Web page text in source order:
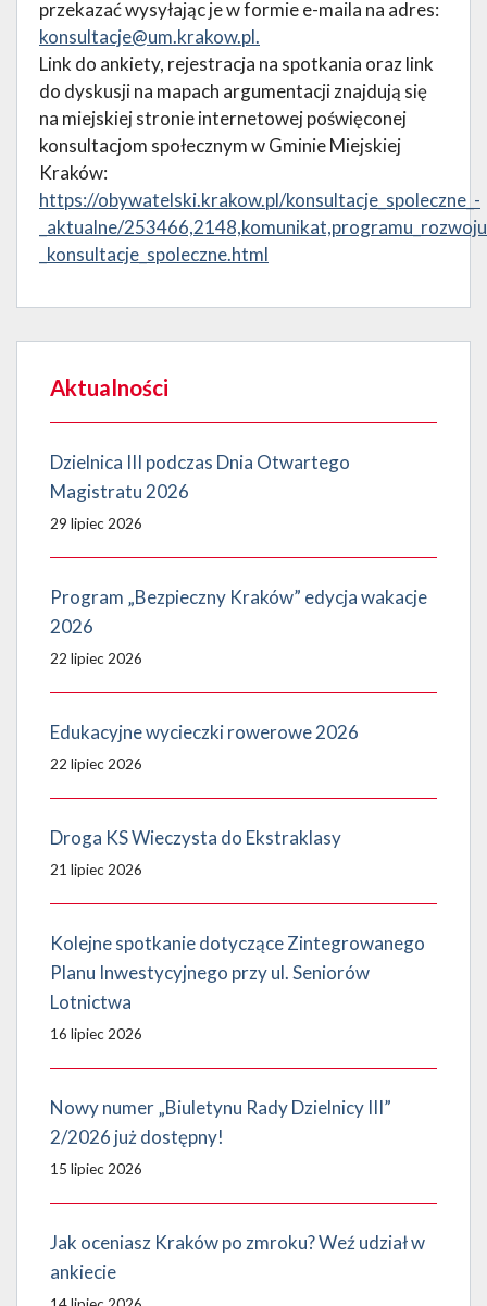
przekazać wysyłając je w formie e-maila na adres:
konsultacje@um.krakow.pl.
Link do ankiety, rejestracja na spotkania oraz link
do dyskusji na mapach argumentacji znajdują się
na miejskiej stronie internetowej poświęconej
konsultacjom społecznym w Gminie Miejskiej
Kraków:
https://obywatelski.krakow.pl/konsultacje_spoleczne_-
_aktualne/
_konsultacje_spoleczne.html
Aktualności
Dzielnica III podczas Dnia Otwartego
Magistratu 2026
29 lipiec 2026
Program „Bezpieczny Kraków” edycja wakacje
2026
22 lipiec 2026
Edukacyjne wycieczki rowerowe 2026
22 lipiec 2026
Droga KS Wieczysta do Ekstraklasy
21 lipiec 2026
Kolejne spotkanie dotyczące Zintegrowanego
Planu Inwestycyjnego przy ul. Seniorów
Lotnictwa
16 lipiec 2026
Nowy numer „Biuletynu Rady Dzielnicy III”
2/2026 już dostępny!
15 lipiec 2026
Jak oceniasz Kraków po zmroku? Weź udział w
ankiecie